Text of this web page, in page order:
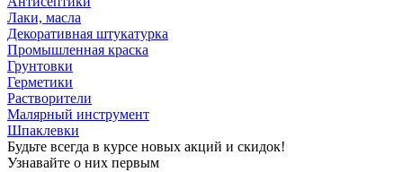
Лаки, масла
Декоративная штукатурка
Промышленная краска
Грунтовки
Герметики
Растворители
Малярный инструмент
Шпаклевки
Будьте всегда в курсе новых акций и скидок!
Узнавайте о них первым